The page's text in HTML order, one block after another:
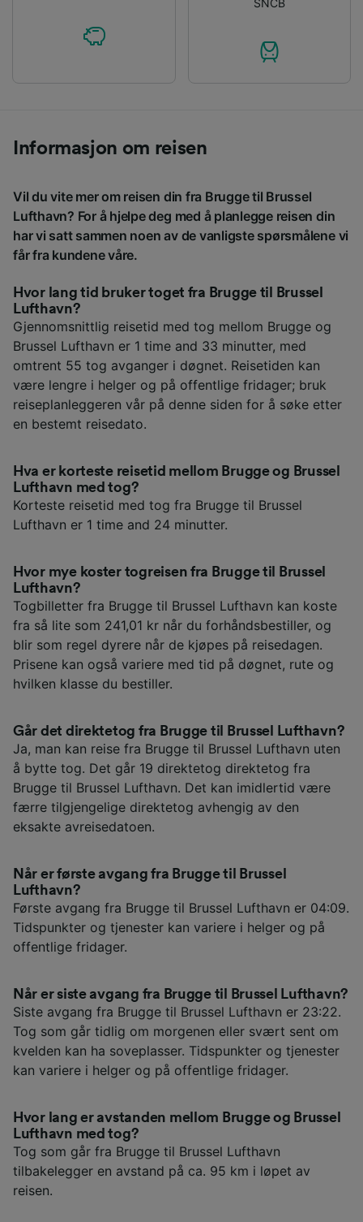
SNCB
Informasjon om reisen
Vil du vite mer om reisen din fra Brugge til Brussel
Lufthavn? For å hjelpe deg med å planlegge reisen din
har vi satt sammen noen av de vanligste spørsmålene vi
får fra kundene våre.
Hvor lang tid bruker toget fra Brugge til Brussel
Lufthavn?
Gjennomsnittlig reisetid med tog mellom Brugge og
Brussel Lufthavn er 1 time and 33 minutter, med
omtrent 55 tog avganger i døgnet. Reisetiden kan
være lengre i helger og på offentlige fridager; bruk
reiseplanleggeren vår på denne siden for å søke etter
en bestemt reisedato.
Hva er korteste reisetid mellom Brugge og Brussel
Lufthavn med tog?
Korteste reisetid med tog fra Brugge til Brussel
Lufthavn er 1 time and 24 minutter.
Hvor mye koster togreisen fra Brugge til Brussel
Lufthavn?
Togbilletter fra Brugge til Brussel Lufthavn kan koste
fra så lite som 241,01 kr når du forhåndsbestiller, og
blir som regel dyrere når de kjøpes på reisedagen.
Prisene kan også variere med tid på døgnet, rute og
hvilken klasse du bestiller.
Går det direktetog fra Brugge til Brussel Lufthavn?
Ja, man kan reise fra Brugge til Brussel Lufthavn uten
å bytte tog. Det går 19 direktetog direktetog fra
Brugge til Brussel Lufthavn. Det kan imidlertid være
færre tilgjengelige direktetog avhengig av den
eksakte avreisedatoen.
Når er første avgang fra Brugge til Brussel
Lufthavn?
Første avgang fra Brugge til Brussel Lufthavn er 04:09.
Tidspunkter og tjenester kan variere i helger og på
offentlige fridager.
Når er siste avgang fra Brugge til Brussel Lufthavn?
Siste avgang fra Brugge til Brussel Lufthavn er 23:22.
Tog som går tidlig om morgenen eller svært sent om
kvelden kan ha soveplasser. Tidspunkter og tjenester
kan variere i helger og på offentlige fridager.
Hvor lang er avstanden mellom Brugge og Brussel
Lufthavn med tog?
Tog som går fra Brugge til Brussel Lufthavn
tilbakelegger en avstand på ca. 95 km i løpet av
reisen.